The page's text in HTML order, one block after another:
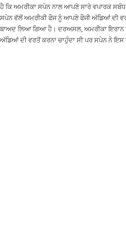
ਹੈ ਕਿ ਅਮਰੀਕਾ ਸਪੇਨ ਨਾਲ ਆਪਣੇ ਸਾਰੇ ਵਪਾਰਕ
ਸਪੇਨ ਵੱਲੋਂ ਅਮਰੀਕੀ ਫੌਜ ਨੂੰ ਆਪਣੇ ਫੌਜੀ ਅੱਡਿਆਂ ਦੀ
ਬਾਅਦ ਲਿਆ ਗਿਆ ਹੈ। ਦਰਅਸਲ, ਅਮਰੀਕਾ ਇਰਾਨ
ਅੱਡਿਆਂ ਦੀ ਵਰਤੋਂ ਕਰਨਾ ਚਾਹੁੰਦਾ ਸੀ ਪਰ ਸਪੇਨ ਨੇ ਇਸ